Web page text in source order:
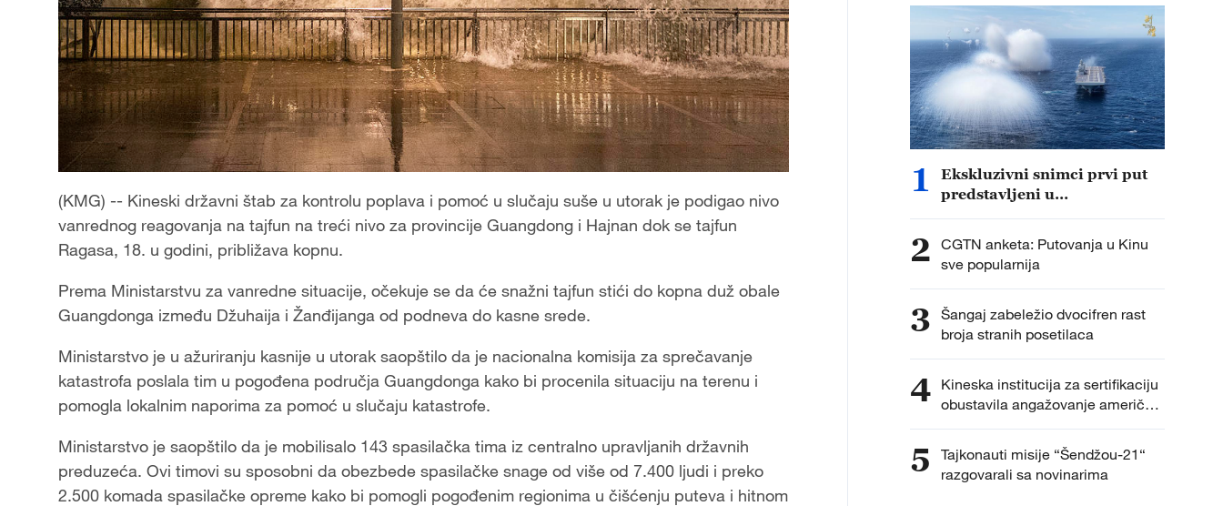
(KMG) -- Kineski državni štab za kontrolu poplava i pomoć u slučaju suše u utorak je podigao nivo
vanrednog reagovanja na tajfun na treći nivo za provincije Guangdong i Hajnan dok se tajfun
Ragasa, 18. u godini, približava kopnu.
Prema Ministarstvu za vanredne situacije, očekuje se da će snažni tajfun stići do kopna duž obale
Guangdonga između Džuhaija i Žanđijanga od podneva do kasne srede.
Ministarstvo je u ažuriranju kasnije u utorak saopštilo da je nacionalna komisija za sprečavanje
katastrofa poslala tim u pogođena područja Guangdonga kako bi procenila situaciju na terenu i
pomogla lokalnim naporima za pomoć u slučaju katastrofe.
Ministarstvo je saopštilo da je mobilisalo 143 spasilačka tima iz centralno upravljanih državnih
preduzeća. Ovi timovi su sposobni da obezbede spasilačke snage od više od 7.400 ljudi i preko
2.500 komada spasilačke opreme kako bi pomogli pogođenim regionima u čišćenju puteva i hitnom
1
Ekskluzivni snimci prvi put
predstavljeni u
2 CGTN anketa: Putovanja u Kinu
sve popularnija
3 Šangaj zabeležio dvocifren rast
broja stranih posetilaca
4 Kineska institucija za sertifikaciju
obustavila angažovanje američkih
agencija za sprovođenje
5
Tajkonauti misije “Šendžou-21“
razgovarali sa novinarima